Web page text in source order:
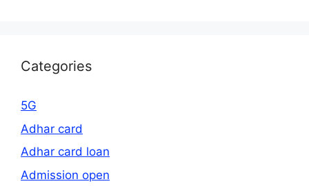
Categories
5G
Adhar card
Adhar card loan
Admission open